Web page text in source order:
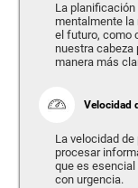
La
mentalmente la
el futuro, como
nuestra cabeza
manera más
Velocidad
La velocidad
procesar
que es
con urgencia.